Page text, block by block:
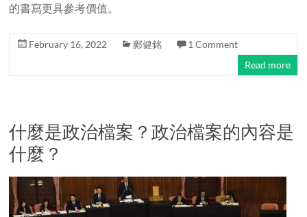
的書寫更具參考價值。
February 16, 2022 鄺健銘
1 Comment
Read more
什麼是政治檔案？政治檔案的內容是
什麼？